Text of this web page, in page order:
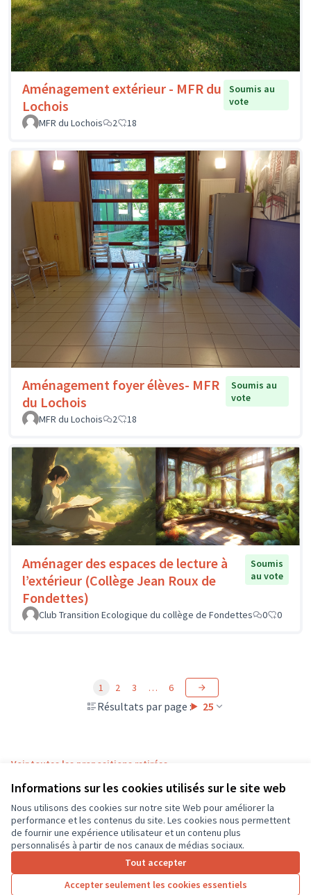
Informations sur les cookies utilisés sur le site web
Nous utilisons des cookies sur notre site Web pour améliorer la
performance et les contenus du site. Les cookies nous permettent
de fournir une expérience utilisateur et un contenu plus
personnalisés à partir de nos canaux de médias sociaux.
Tout accepter
Accepter seulement les cookies essentiels
Aménagement extérieur - MFR du
Lochois
Soumis au
vote
MFR du Lochois
2 18
Aménagement foyer élèves- MFR
du Lochois
Soumis au
vote
MFR du Lochois
2 18
Aménager des espaces de lecture à
l’extérieur (Collège Jean Roux de
Fondettes)
Soumis
au vote
Club Transition Ecologique du collège de Fondettes 0 0
Résultats par page : 25
1 2 3 … 6
Voir toutes les propositions retirées
Conditions d'utilisation
Paramètres des cookies
CD37 sur X
(Lien externe)
CD37 sur Facebook
CD37 sur Instagram
CD37 sur YouTube
(Lien externe)